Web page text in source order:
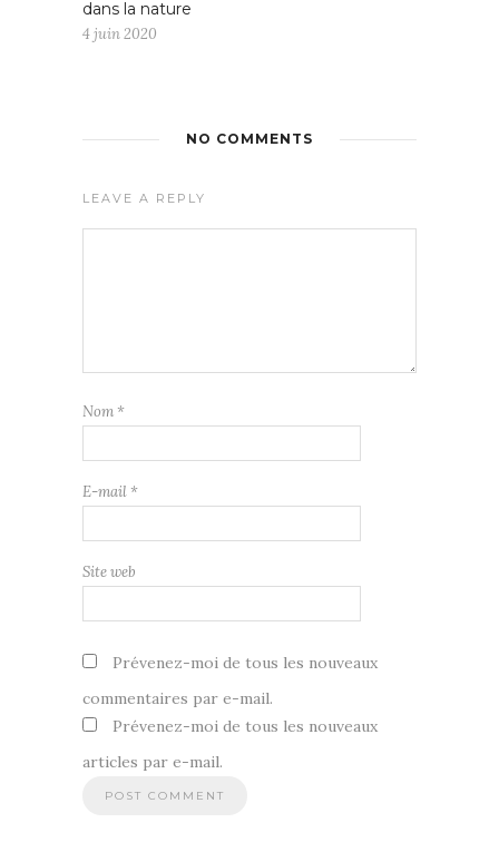
dans la nature
4 juin 2020
NO COMMENTS
LEAVE A REPLY
Nom *
E-mail *
Site web
Prévenez-moi de tous les nouveaux
commentaires par e-mail.
Prévenez-moi de tous les nouveaux
articles par e-mail.